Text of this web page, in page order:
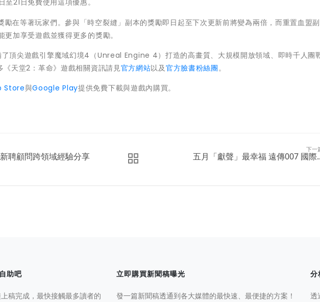
至21日免費使用這項優惠。
勵在等著玩家們。參與「時空裂縫」副本的獎勵即日起至下次更新前將變為兩倍，而重置血盟
加享受遊戲並獲得更多的獎勵。
了頂尖遊戲引擎魔域幻境4（Unreal Engine 4）打造的高畫質、大規模開放領域、即時千人團
《天堂2：革命》遊戲相關資訊請見官方網站以及官方臉書粉絲團。
Store與Google Play提供免費下載與遊戲內購買。
聘顧問跨領域經驗分享
下一
五月「獻聲」最幸福 遠傳007 國際
助吧
稿完成，最快接觸最多讀者的
立即購買新聞稿曝光
發一篇新聞稿透通到各大媒體的最快速、最便捷的方案！
分
透